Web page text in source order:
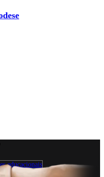
educacionais
na Arthrex?